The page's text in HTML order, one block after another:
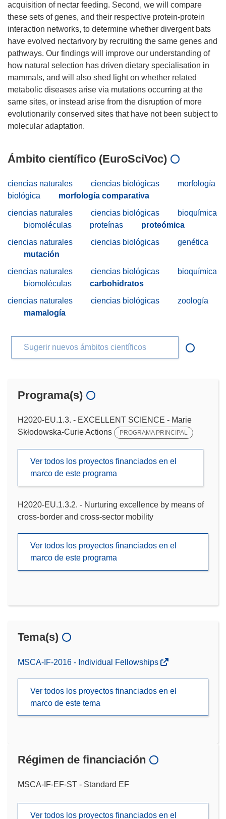
acquisition of nectar feeding. Second, we will compare
these sets of genes, and their respective protein-protein
interaction networks, to determine whether divergent bats
have evolved nectarivory by recruiting the same genes and
pathways. Our findings will improve our understanding of
how natural selection has driven dietary specialisation in
mammals, and will also shed light on whether related
metabolic diseases arise via mutations occurring at the
same sites, or instead arise from the disruption of more
evolutionarily conserved sites that have not been subject to
Ámbito científico (EuroSciVoc)
ciencias naturales ciencias biológicas
morfología
biológica
morfología comparativa
ciencias naturales
ciencias biológicas
bioquímica
biomoléculas
proteínas
proteómica
ciencias naturales
ciencias biológicas
genética
mutación
ciencias naturales
ciencias biológicas
bioquímica
biomoléculas
carbohidratos
ciencias naturales
ciencias biológicas
zoología
mamalogía
Sugerir nuevos ámbitos científicos
Programa(s)
H2020-EU.1.3. - EXCELLENT SCIENCE - Marie
Skłodowska-Curie Actions
PROGRAMA PRINCIPAL
Ver todos los proyectos financiados en el
marco de este programa
H2020-EU.1.3.2. - Nurturing excellence by means of
cross-border and cross-sector mobility
Ver todos los proyectos financiados en el
marco de este programa
Tema(s)
MSCA-IF-2016 - Individual Fellowships
Ver todos los proyectos financiados en el
marco de este tema
Régimen de financiación
MSCA-IF-EF-ST - Standard EF
Ver todos los proyectos financiados en el